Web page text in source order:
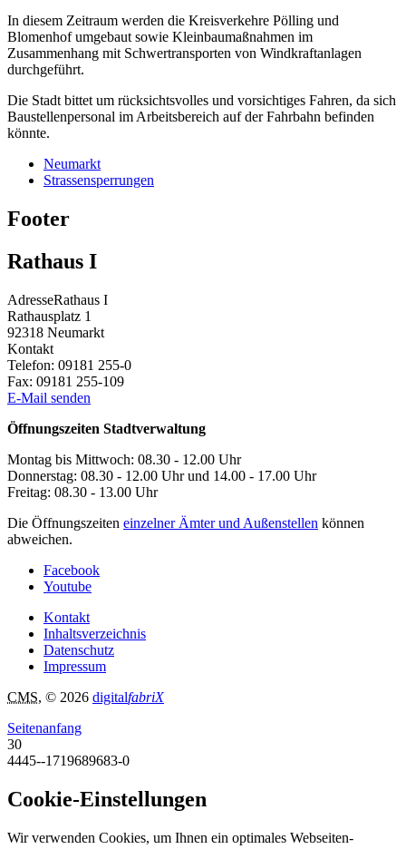
In diesem Zeitraum werden die Kreisverkehre Pölling und
Blomenhof umgebaut sowie Kleinbaumaßnahmen im
Zusammenhang mit Schwertransporten von Windkraftanlagen
durchgeführt.
Die Stadt bittet um rücksichtsvolles und vorsichtiges Fahren, da sich
Baustellenpersonal im Arbeitsbereich auf der Fahrbahn befinden
könnte.
Neumarkt
Strassensperrungen
Footer
Rathaus I
AdresseRathaus I
Rathausplatz 1
92318 Neumarkt
Kontakt
Telefon: 09181 255-0
Fax: 09181 255-109
E-Mail senden
Öffnungszeiten Stadtverwaltung
Montag bis Mittwoch: 08.30 - 12.00 Uhr
Donnerstag: 08.30 - 12.00 Uhr und 14.00 - 17.00 Uhr
Freitag: 08.30 - 13.00 Uhr
Die Öffnungszeiten einzelner Ämter und Außenstellen können
abweichen.
Facebook
Youtube
Kontakt
Inhaltsverzeichnis
Datenschutz
Impressum
CMS, © 2026 digitalfabriX
Seitenanfang
30
4445--1719689683-0
Cookie-Einstellungen
Wir verwenden Cookies, um Ihnen ein optimales Webseiten-